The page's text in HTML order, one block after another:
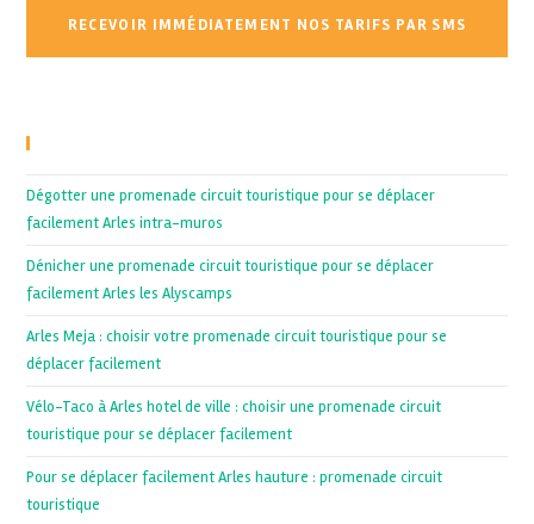
Dégotter une promenade circuit touristique pour se déplacer
facilement Arles intra-muros
Dénicher une promenade circuit touristique pour se déplacer
facilement Arles les Alyscamps
Arles Meja : choisir votre promenade circuit touristique pour se
déplacer facilement
Vélo-Taco à Arles hotel de ville : choisir une promenade circuit
touristique pour se déplacer facilement
Pour se déplacer facilement Arles hauture : promenade circuit
touristique